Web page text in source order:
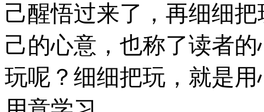
己醒悟过来了，再细细
己的心意，也称了读者
玩呢？细细把玩，就是